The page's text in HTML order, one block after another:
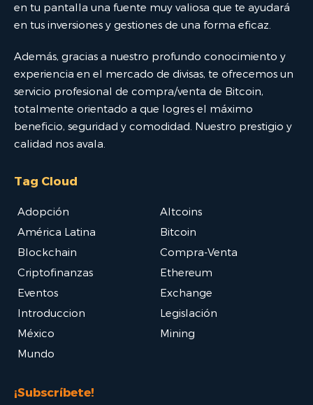
en tu pantalla una fuente muy valiosa que te ayudará
en tus inversiones y gestiones de una forma eficaz.
Además, gracias a nuestro profundo conocimiento y
experiencia en el mercado de divisas, te ofrecemos un
servicio profesional de compra/venta de Bitcoin,
totalmente orientado a que logres el máximo
beneficio, seguridad y comodidad. Nuestro prestigio y
calidad nos avala.
Tag Cloud
Adopción
Altcoins
América Latina
Bitcoin
Blockchain
Compra-Venta
Criptofinanzas
Ethereum
Eventos
Exchange
Introduccion
Legislación
México
Mining
Mundo
¡Subscríbete!